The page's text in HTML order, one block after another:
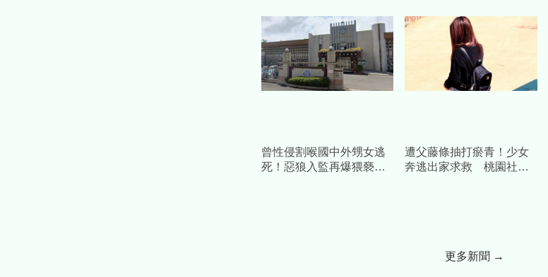
曾性侵割喉國中外甥女逃
死！惡狼入監再爆猥褻男
遭父藤條抽打瘀青！少女
奔逃出家求救 桃園社會
更多新聞 →